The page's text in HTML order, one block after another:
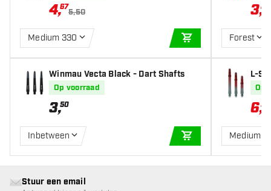
4,67
5,50
Medium 330
IN WINKELWAGEN
Winmau Vecta Black - Dart Shafts
Op voorraad
3,50
Inbetween
IN WINKELWAGEN
3,82
Forest
L-
Op
6,59
Medium
Stuur een email